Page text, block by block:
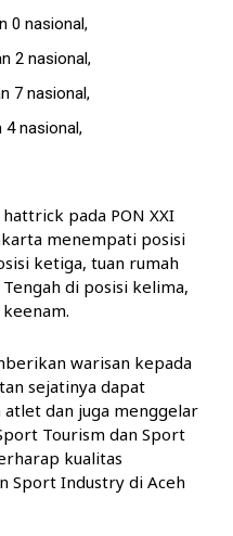
0 nasional,
2 nasional,
7 nasional,
4 nasional,
pada PON XXI
menempati posisi
ketiga, tuan rumah
di posisi kelima,
warisan kepada
sejatinya dapat
dan juga menggelar
Tourism dan Sport
kualitas
Sport Industry di Aceh